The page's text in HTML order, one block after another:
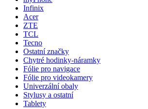
Infinix
Acer
ZTE
TCL
Tecno
Ostatní značky
Chytré hodinky-náramky
Fólie pro navigace
Fólie pro videokamery
Univerzální obaly
Stylusy a ostatní
Tablety